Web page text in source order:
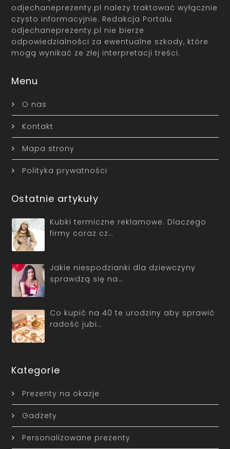
odjechaneprezenty.pl należy traktować wyłącznie
czysto informacyjnie. Redakcja Portalu
odjechaneprezenty.pl nie bierze
odpowiedzialności za ewentualne szkody, które
mogą wynikać ze złej interpretacji treści.
Menu
O nas
Kontakt
Mapa strony
Polityka prywatności
Ostatnie artykuły
Kubki termiczne reklamowe. Dlaczego
firmy coraz cz…
Jakie niespodzianki dla dziewczyny
sprawdzą się na…
Co kupić na 40 te urodziny aby sprawić
radość jubi…
Kategorie
Prezenty na okazje
Gadżety
Personalizowane prezenty